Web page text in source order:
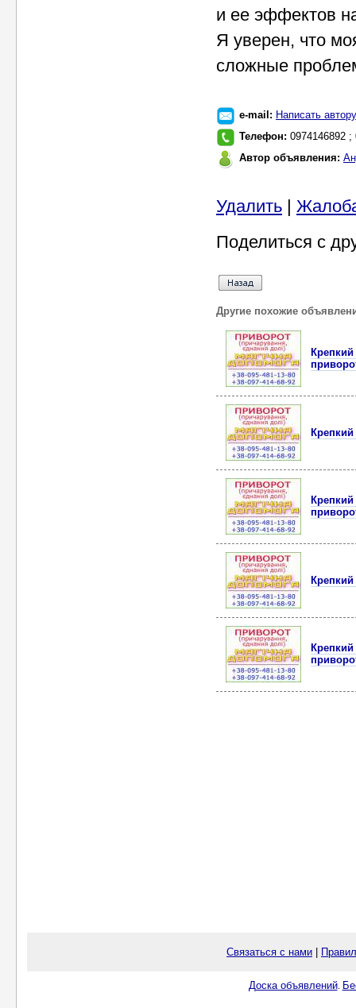
и ее эффектов
Я уверен, что
сложные
e-mail: Написать автору
Телефон: 0974146892 ;
Автор объявления:
Удалить |
Поделиться с
Другие похожие
Связаться с нами
Доска объявлений.